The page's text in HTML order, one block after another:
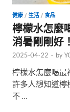
健康 / 生活 / 食品
檸檬水怎麼
消暑剛剛好！
2025-04-22 - by
檸檬水怎麼喝最
許多人想知道檸
不 …